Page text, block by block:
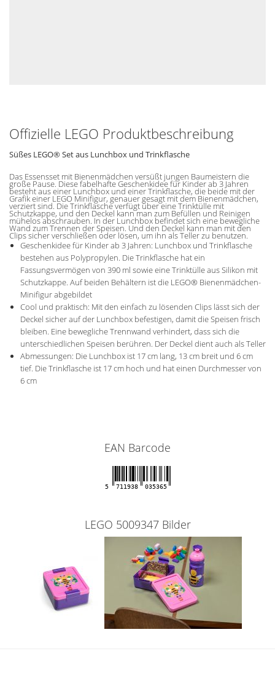
Offizielle LEGO Produktbeschreibung
Süßes LEGO® Set aus Lunchbox und Trinkflasche
Das Essensset mit Bienenmädchen versüßt jungen Baumeistern die
große Pause. Diese fabelhafte Geschenkidee für Kinder ab 3 Jahren
besteht aus einer Lunchbox und einer Trinkflasche, die beide mit der
Grafik einer LEGO Minifigur, genauer gesagt mit dem Bienenmädchen,
verziert sind. Die Trinkflasche verfügt über eine Trinktülle mit
Schutzkappe, und den Deckel kann man zum Befüllen und Reinigen
mühelos abschrauben. In der Lunchbox befindet sich eine bewegliche
Wand zum Trennen der Speisen. Und den Deckel kann man mit den
Clips sicher verschließen oder lösen, um ihn als Teller zu benutzen.
Geschenkidee für Kinder ab 3 Jahren: Lunchbox und Trinkflasche
bestehen aus Polypropylen. Die Trinkflasche hat ein
Fassungsvermögen von 390 ml sowie eine Trinktülle aus Silikon mit
Schutzkappe. Auf beiden Behältern ist die LEGO® Bienenmädchen-
Minifigur abgebildet
Cool und praktisch: Mit den einfach zu lösenden Clips lässt sich der
Deckel sicher auf der Lunchbox befestigen, damit die Speisen frisch
bleiben. Eine bewegliche Trennwand verhindert, dass sich die
unterschiedlichen Speisen berühren. Der Deckel dient auch als Teller
Abmessungen: Die Lunchbox ist 17 cm lang, 13 cm breit und 6 cm
tief. Die Trinkflasche ist 17 cm hoch und hat einen Durchmesser von
6 cm
EAN Barcode
5 711938 035365
LEGO 5009347 Bilder